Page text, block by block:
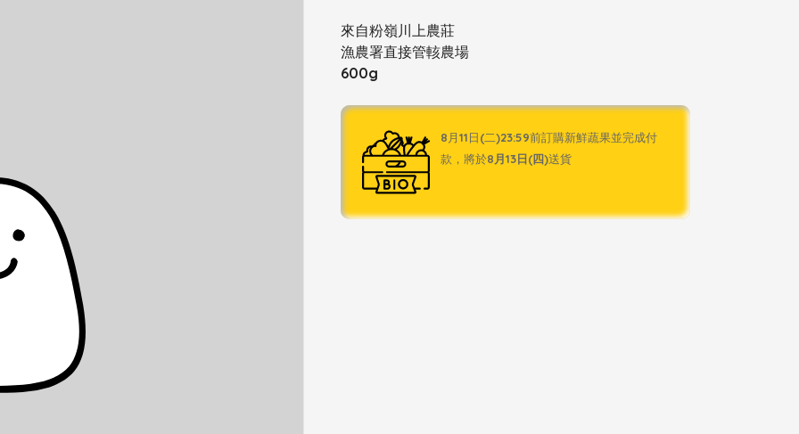
來自粉嶺川上農莊
漁農署直接管輆農場
600g
8月11日(二)23:59前訂購新鮮蔬果並完成付
款，將於8月13日(四)送貨